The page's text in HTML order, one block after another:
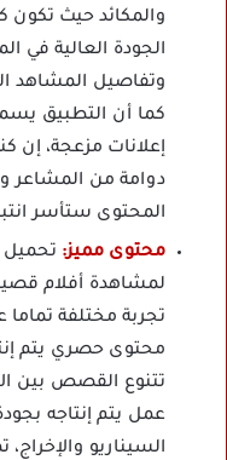
والمكائد حيث تكون
الجودة العالية
وتفاصيل المشاهد
كما أن التطبيق
إعلانات مزعجة،
دوامة من المشاعر
المحتوى ستأسر
محتوى مميز:
لمشاهدة أفلام
تجربة مختلفة تماما
تتنوع القصص بين
عمل يتم إنتاجه
السيناريو